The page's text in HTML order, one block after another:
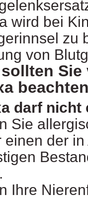
wird bei
zu
von
sollten
darf nicht
Sie
einen der
Ihre